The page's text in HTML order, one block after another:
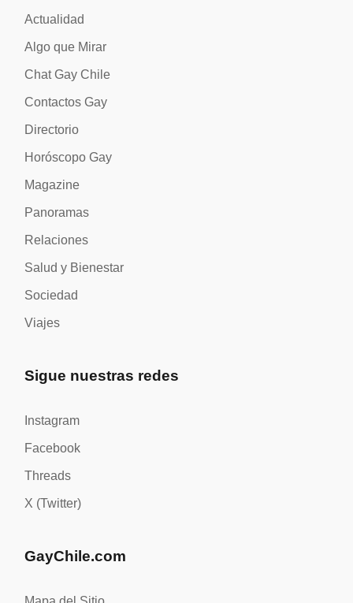
Actualidad
Algo que Mirar
Chat Gay Chile
Contactos Gay
Directorio
Horóscopo Gay
Magazine
Panoramas
Relaciones
Salud y Bienestar
Sociedad
Viajes
Sigue nuestras redes
Instagram
Facebook
Threads
X (Twitter)
GayChile.com